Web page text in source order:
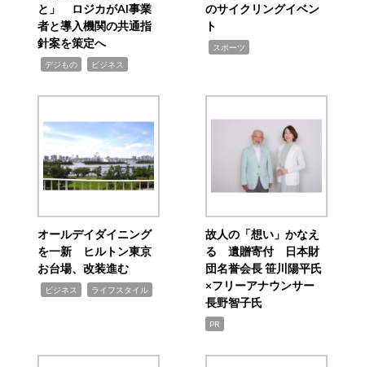
と」 ロジカがAI事業
者と導入機関の共通指
針案を策定へ
デジもの ビジネス
のサイクリングイベン
ト
スポーツ
オールデイダイニング
を一新 ヒルトン東京
お台場、改装進む
ビジネス ライフスタイル
故人の「想い」かなえ
る 遺贈寄付 日本財
団名誉会長 笹川陽平氏
×フリーアナウンサー
長野智子氏
PR